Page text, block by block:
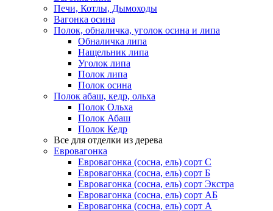
Печи, Котлы, Дымоходы
Вагонка осина
Полок, обналичка, уголок осина и липа
Обналичка липа
Нащельник липа
Уголок липа
Полок липа
Полок осина
Полок абаш, кедр, ольха
Полок Ольха
Полок Абаш
Полок Кедр
Все для отделки из дерева
Евровагонка
Евровагонка (сосна, ель) сорт С
Евровагонка (сосна, ель) сорт Б
Евровагонка (сосна, ель) сорт Экстра
Евровагонка (сосна, ель) сорт АБ
Евровагонка (сосна, ель) сорт А